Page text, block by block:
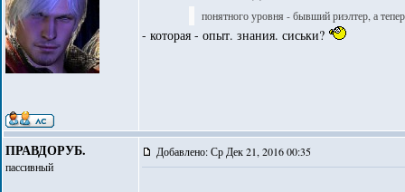
понятного уровня - бывший риэлтер, а
- которая - опыт. знания. сиськи?
ПРАВДОРУБ.
пассивный
Добавлено: Ср Дек 21, 2016 00:35